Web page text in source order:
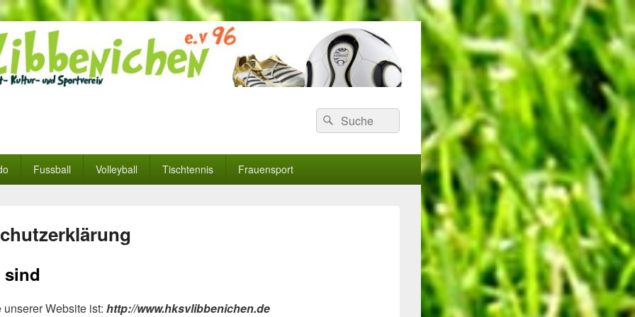
Search
for:
Suche
Fussball Volleyball Tischtennis Frauensport
sind
Website ist: http://www.hksvlibbenichen.de